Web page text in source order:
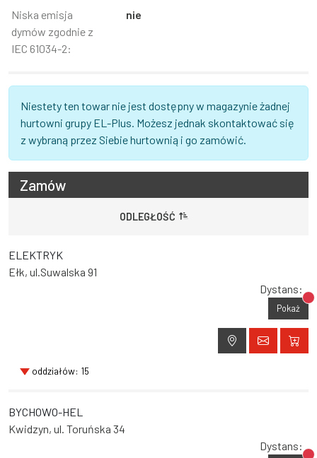
Niska emisja
dymów zgodnie z
IEC 61034-2:
nie
Niestety ten towar nie jest dostępny w magazynie żadnej
hurtowni grupy EL-Plus. Możesz jednak skontaktować się
z wybraną przez Siebie hurtownią i go zamówić.
Zamów
ODLEGŁOŚĆ
ELEKTRYK
Ełk, ul.Suwalska 91
Dystans:
Pokaż
oddziałów: 15
BYCHOWO-HEL
Kwidzyn, ul. Toruńska 34
Dystans: